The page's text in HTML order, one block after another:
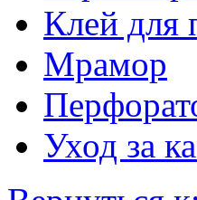
Клей для
Мрамор
Уход за